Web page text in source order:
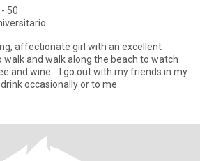
50
affectionate girl with an excellent
walk and walk along the beach to watch
and wine... I go out with my friends in my
occasionally or to me